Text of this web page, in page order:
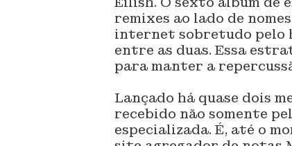
remixes ao lado de
internet sobretudo pelo
entre as duas. Essa
para manter a
Lançado há quase dois
recebido não somente
especializada. É, até o